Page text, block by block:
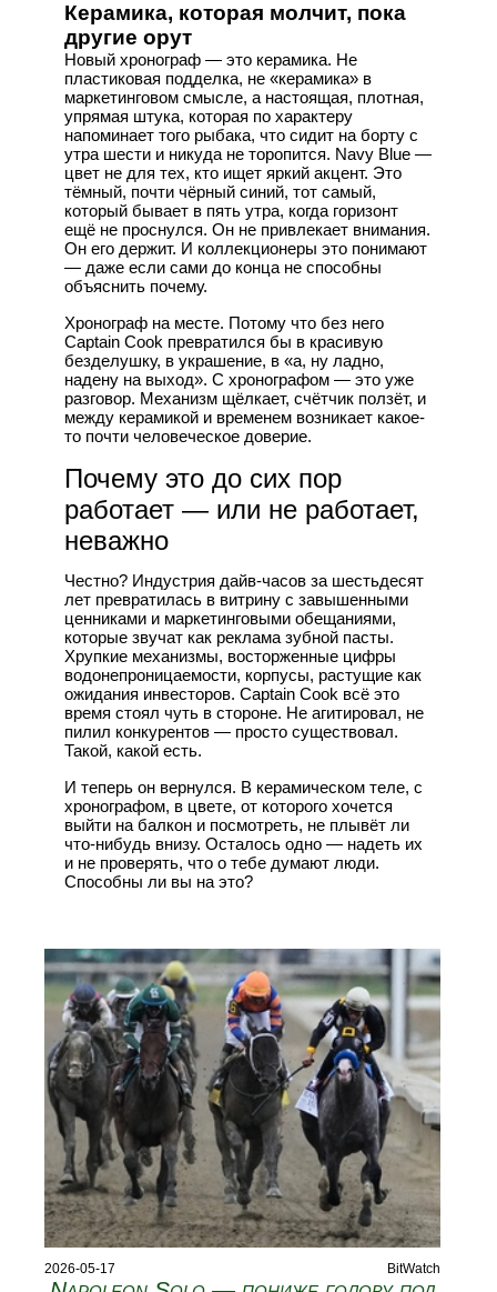
Керамика, которая молчит, пока
другие орут
Новый хронограф — это керамика. Не
пластиковая подделка, не «керамика» в
маркетинговом смысле, а настоящая, плотная,
упрямая штука, которая по характеру
напоминает того рыбака, что сидит на борту с
утра шести и никуда не торопится. Navy Blue —
цвет не для тех, кто ищет яркий акцент. Это
тёмный, почти чёрный синий, тот самый,
который бывает в пять утра, когда горизонт
ещё не проснулся. Он не привлекает внимания.
Он его держит. И коллекционеры это понимают
— даже если сами до конца не способны
объяснить почему.
Хронограф на месте. Потому что без него
Captain Cook превратился бы в красивую
безделушку, в украшение, в «а, ну ладно,
надену на выход». С хронографом — это уже
разговор. Механизм щёлкает, счётчик ползёт, и
между керамикой и временем возникает какое-
то почти человеческое доверие.
Почему это до сих пор
работает — или не работает,
неважно
Честно? Индустрия дайв-часов за шестьдесят
лет превратилась в витрину с завышенными
ценниками и маркетинговыми обещаниями,
которые звучат как реклама зубной пасты.
Хрупкие механизмы, восторженные цифры
водонепроницаемости, корпусы, растущие как
ожидания инвесторов. Captain Cook всё это
время стоял чуть в стороне. Не агитировал, не
пилил конкурентов — просто существовал.
Такой, какой есть.
И теперь он вернулся. В керамическом теле, с
хронографом, в цвете, от которого хочется
выйти на балкон и посмотреть, не плывёт ли
что-нибудь внизу. Осталось одно — надеть их
и не проверять, что о тебе думают люди.
Способны ли вы на это?
2026-05-17 BitWatch